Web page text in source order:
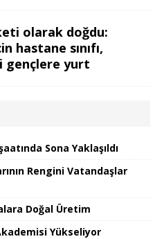
olarak doğdu:
hastane sınıfı,
gençlere yurt
Sona Yaklaşıldı
Rengini Vatandaşlar
Doğal Üretim
Yükseliyor